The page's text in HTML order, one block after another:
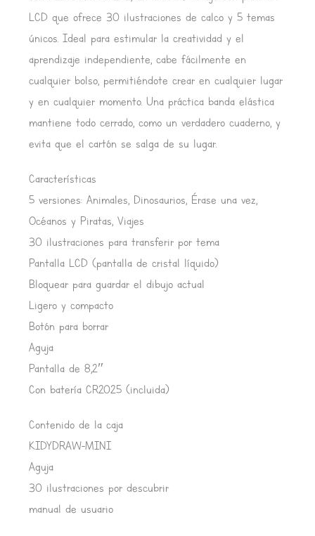
LCD que ofrece 30 ilustraciones de calco y 5 temas
únicos. Ideal para estimular la creatividad y el
aprendizaje independiente, cabe fácilmente en
cualquier bolso, permitiéndote crear en cualquier lugar
y en cualquier momento. Una práctica banda elástica
mantiene todo cerrado, como un verdadero cuaderno, y
evita que el cartón se salga de su lugar.
Características
5 versiones: Animales, Dinosaurios, Érase una vez,
Océanos y Piratas, Viajes
30 ilustraciones para transferir por tema
Pantalla LCD (pantalla de cristal líquido)
Bloquear para guardar el dibujo actual
Ligero y compacto
Botón para borrar
Aguja
Pantalla de 8,2″
Con batería CR2025 (incluida)
Contenido de la caja
KIDYDRAW-MINI
Aguja
30 ilustraciones por descubrir
manual de usuario